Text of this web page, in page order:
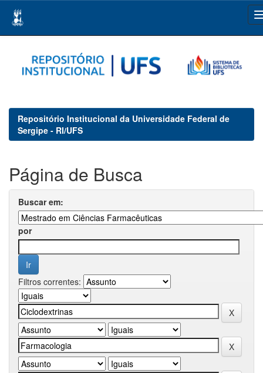
navigation
Repositório Institucional da Universidade Federal de
Sergipe - RI/UFS
Página de Busca
Buscar em:
por
Filtros correntes: